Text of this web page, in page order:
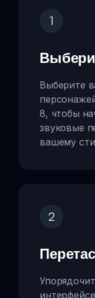
1
Выберите
8, чтобы
звуковые
вашему
2